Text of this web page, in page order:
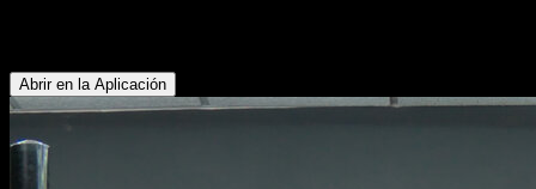
Abrir en la Aplicación